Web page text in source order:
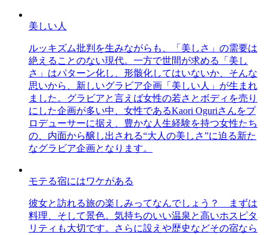
美しい人
ルッキズム批判を生みながらも、「美しさ」の需要は
絶えることのない現代。一方で世間が求める「美し
さ」はパターン化し、形骸化してはいないか、そんな
思いから、新しいグラビア企画「美しい人」が生まれ
ました。グラビアと言えば女性の若さとボディを売り
にした企画が多い中、女性であるKaori Oguriさんをプ
ロデューサーに据え、豊かな人生経験を持つ女性たち
の、内面から醸し出される“大人の美しさ”に迫る新た
なグラビア企画となります。
モテる宿にはワケがある
彼女と訪れる旅の楽しみってなんでしょう？ まずは
料理、そして景色。気持ちのいい温泉と高いホスピタ
リティも大切です。さらに設えや歴史などその宿なら